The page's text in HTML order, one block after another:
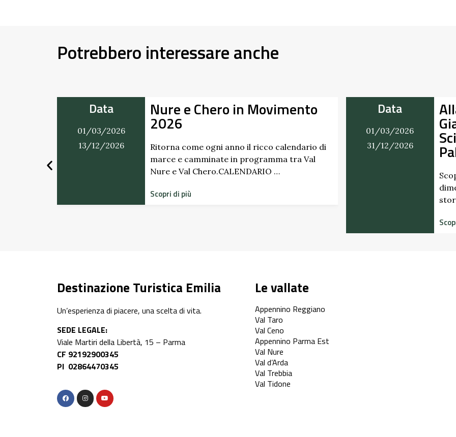
Potrebbero interessare anche
Data
01/03/2026
31/12/2026
Alla Scoperta dei Profumi del
Giardino del Castello di
Pallavicino
Scopri i profumi inaspettati di erbe e frutti
storico del Castello di Scipione …
Data
07/03/2026
27/09/2026
Un
di
Destinazione Turistica Emilia
Un’esperienza di piacere, una scelta di vita.
SEDE LEGALE:
Viale Martiri della Libertà, 15 – Parma
CF 92192900345
PI 02864470345
Le vallate
Appennino Reggiano
Val Taro
Val Ceno
Appennino Parma Est
Val Nure
Val d’Arda
Val Trebbia
Val Tidone